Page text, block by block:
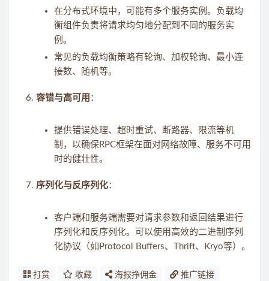
在分布式环境中，可能有多个服务实例。负载均
衡组件负责将请求均匀地分配到不同的服务实
例。
常见的负载均衡策略有轮询、加权轮询、最小连
接数、随机等。
容错与高可用 ：
提供错误处理、超时重试、断路器、限流等机
制，以确保RPC框架在面对网络故障、服务不可用
时的健壮性。
序列化与反序列化：
客户端和服务端需要对请求参数和返回结果进行
序列化和反序列化。可以使用高效的二进制序列
化协议（如Protocol Buffers、Thrift、Kryo等）。
打赏 收藏 海报挣佣金 推广链接